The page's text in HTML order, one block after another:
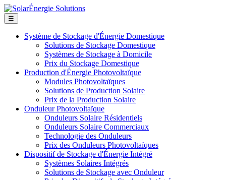
☰
Système de Stockage d'Énergie Domestique
Solutions de Stockage Domestique
Systèmes de Stockage à Domicile
Prix du Stockage Domestique
Production d'Énergie Photovoltaïque
Modules Photovoltaïques
Solutions de Production Solaire
Prix de la Production Solaire
Onduleur Photovoltaïque
Onduleurs Solaire Résidentiels
Onduleurs Solaire Commerciaux
Technologie des Onduleurs
Prix des Onduleurs Photovoltaïques
Dispositif de Stockage d'Énergie Intégré
Systèmes Solaires Intégrés
Solutions de Stockage avec Onduleur